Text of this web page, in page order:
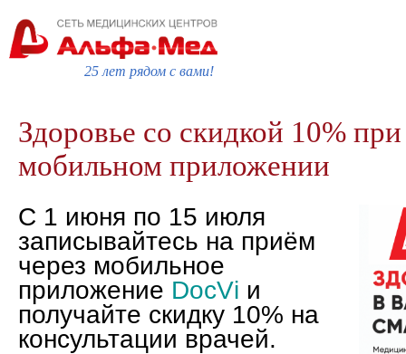
25 лет рядом с вами!
Здоровье со скидкой 10%
мобильном приложении
С 1 июня по 15 июля
записывайтесь на приём
через мобильное
приложение DocVi и
получайте скидку 10% на
консультации врачей.